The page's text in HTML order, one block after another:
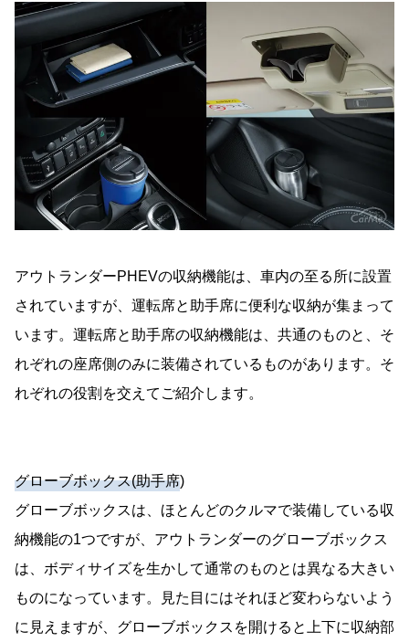
アウトランダーPHEVの収納機能は、車内の至る所に設置
されていますが、運転席と助手席に便利な収納が集まって
います。運転席と助手席の収納機能は、共通のものと、そ
れぞれの座席側のみに装備されているものがあります。そ
れぞれの役割を交えてご紹介します。
グローブボックス(助手席)
グローブボックスは、ほとんどのクルマで装備している収
納機能の1つですが、アウトランダーのグローブボックス
は、ボディサイズを生かして通常のものとは異なる大きい
ものになっています。見た目にはそれほど変わらないよう
に見えますが、グローブボックスを開けると上下に収納部